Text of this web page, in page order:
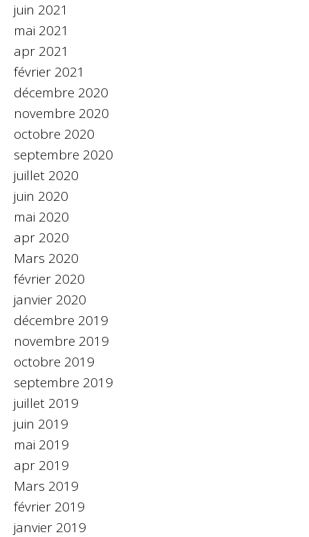
juin 2021
mai 2021
apr 2021
février 2021
décembre 2020
novembre 2020
octobre 2020
septembre 2020
juillet 2020
juin 2020
mai 2020
apr 2020
Mars 2020
février 2020
janvier 2020
décembre 2019
novembre 2019
octobre 2019
septembre 2019
juillet 2019
juin 2019
mai 2019
apr 2019
Mars 2019
février 2019
janvier 2019